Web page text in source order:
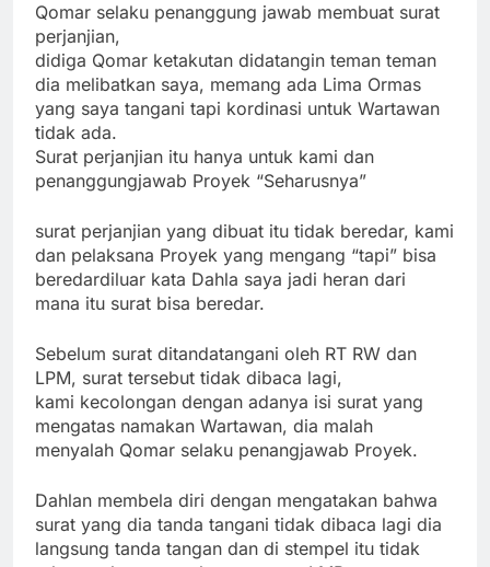
Qomar selaku penanggung jawab membuat surat
perjanjian,
didiga Qomar ketakutan didatangin teman teman
dia melibatkan saya, memang ada Lima Ormas
yang saya tangani tapi kordinasi untuk Wartawan
tidak ada.
Surat perjanjian itu hanya untuk kami dan
penanggungjawab Proyek “Seharusnya”
surat perjanjian yang dibuat itu tidak beredar, kami
dan pelaksana Proyek yang mengang “tapi” bisa
beredardiluar kata Dahla saya jadi heran dari
mana itu surat bisa beredar.
Sebelum surat ditandatangani oleh RT RW dan
LPM, surat tersebut tidak dibaca lagi,
kami kecolongan dengan adanya isi surat yang
mengatas namakan Wartawan, dia malah
menyalah Qomar selaku penangjawab Proyek.
Dahlan membela diri dengan mengatakan bahwa
surat yang dia tanda tangani tidak dibaca lagi dia
langsung tanda tangan dan di stempel itu tidak